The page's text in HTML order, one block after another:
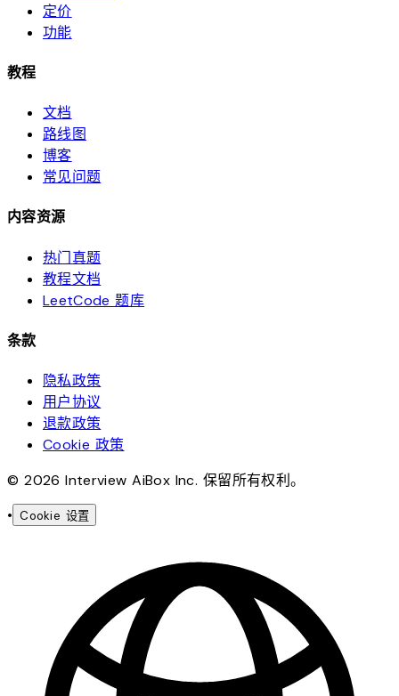
定价
功能
教程
文档
路线图
博客
常见问题
内容资源
热门真题
教程文档
LeetCode 题库
条款
隐私政策
用户协议
退款政策
Cookie 政策
© 2026 Interview AiBox Inc. 保留所有权利。
• Cookie 设置